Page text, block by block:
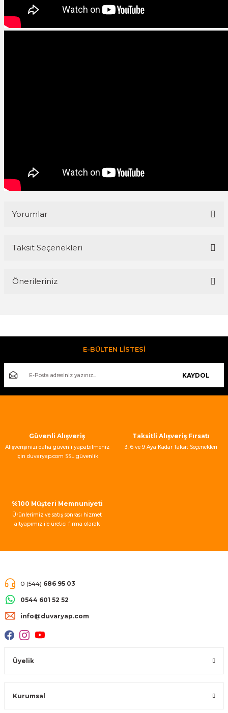
Yorumlar
Taksit Seçenekleri
Önerileriniz
Görüş ve önerileriniz için teşekkür ederiz.
Ürün resmi kalitesiz, bozuk veya görüntülenemiyor.
Ürün açıklamasında eksik bilgiler bulunuyor.
Ürün bilgilerinde hatalar bulunuyor.
E-BÜLTEN LİSTESİ
KAYDOL
Güvenli Alışveriş
Alışverişinizi daha güvenli yapabilmeniz
için duvaryap.com SSL güvenlik
Taksitli Alışveriş Fırsatı
3, 6 ve 9 Aya Kadar Taksit Seçenekleri
%100 Müşteri Memnuniyeti
Ürünlerimiz ve satış sonrası hizmet
altyapımız ile üretici firma olarak
0 (544) 686 95 03
0544 601 52 52
info@duvaryap.com
Üyelik
Kurumsal